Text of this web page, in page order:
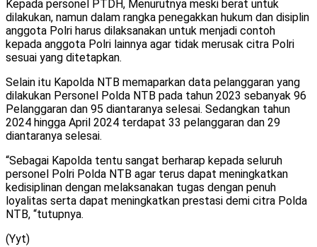
Kepada personel PTDH, Menurutnya meski berat untuk
dilakukan, namun dalam rangka penegakkan hukum dan disiplin
anggota Polri harus dilaksanakan untuk menjadi contoh
kepada anggota Polri lainnya agar tidak merusak citra Polri
sesuai yang ditetapkan.
Selain itu Kapolda NTB memaparkan data pelanggaran yang
dilakukan Personel Polda NTB pada tahun 2023 sebanyak 96
Pelanggaran dan 95 diantaranya selesai. Sedangkan tahun
2024 hingga April 2024 terdapat 33 pelanggaran dan 29
diantaranya selesai.
“Sebagai Kapolda tentu sangat berharap kepada seluruh
personel Polri Polda NTB agar terus dapat meningkatkan
kedisiplinan dengan melaksanakan tugas dengan penuh
loyalitas serta dapat meningkatkan prestasi demi citra Polda
NTB, “tutupnya.
(Yyt)